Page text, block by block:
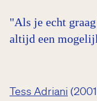
"Als je echt
altijd een
Tess Adriani